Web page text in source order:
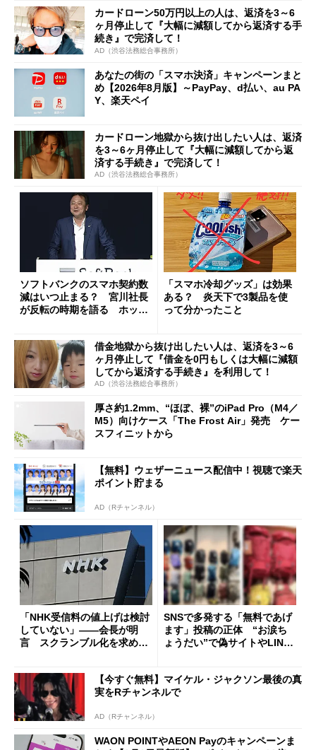
カードローン50万円以上の人は、返済を3～6
ヶ月停止して『大幅に減額してから返済する手
続き』で完済して！
AD（渋谷法務総合事務所）
あなたの街の「スマホ決済」キャンペーンまと
め【2026年8月版】～PayPay、d払い、au PA
Y、楽天ペイ
カードローン地獄から抜け出したい人は、返済
を3～6ヶ月停止して『大幅に減額してから返
済する手続き』で完済して！
AD（渋谷法務総合事務所）
ソフトバンクのスマホ契約数
減はいつ止まる？ 宮川社長
が反転の時期を語る ホッピ
「スマホ冷却グッズ」は効果
ある？ 炎天下で3製品を使
って分かったこと
借金地獄から抜け出したい人は、返済を3～6
ヶ月停止して『借金を0円もしくは大幅に減額
してから返済する手続き』を利用して！
AD（渋谷法務総合事務所）
厚さ約1.2mm、“ほぼ、裸”のiPad Pro（M4／
M5）向けケース「The Frost Air」発売 ケー
スフィニットから
【無料】ウェザーニュース配信中！視聴で楽天
ポイント貯まる
AD（Rチャンネル）
「NHK受信料の値上げは検討
していない」――会長が明
言 スクランブル化を求める
SNSで多発する「無料であげ
ます」投稿の正体 “お涙ち
ょうだい”で偽サイトやLINE
【今すぐ無料】マイケル・ジャクソン最後の真
実をRチャンネルで
AD（Rチャンネル）
WAON POINTやAEON Payのキャンペーンま